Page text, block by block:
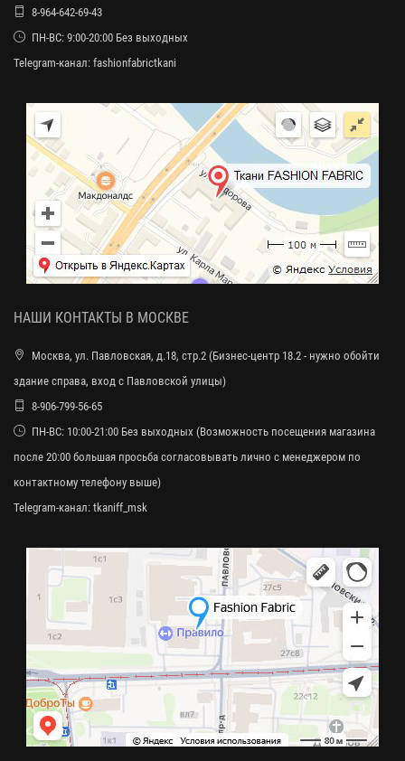
8-964-642-69-43
ПН-ВС: 9:00-20:00 Без выходных
Telegram-канал: fashionfabrictkani
НАШИ КОНТАКТЫ В МОСКВЕ
Москва, ул. Павловская, д.18, стр.2 (Бизнес-центр 18.2 - нужно обойти
здание справа, вход с Павловской улицы)
8-906-799-56-65
ПН-ВС: 10:00-21:00 Без выходных (Возможность посещения магазина
после 20:00 большая просьба согласовывать лично с менеджером по
контактному телефону выше)
Telegram-канал: tkaniff_msk